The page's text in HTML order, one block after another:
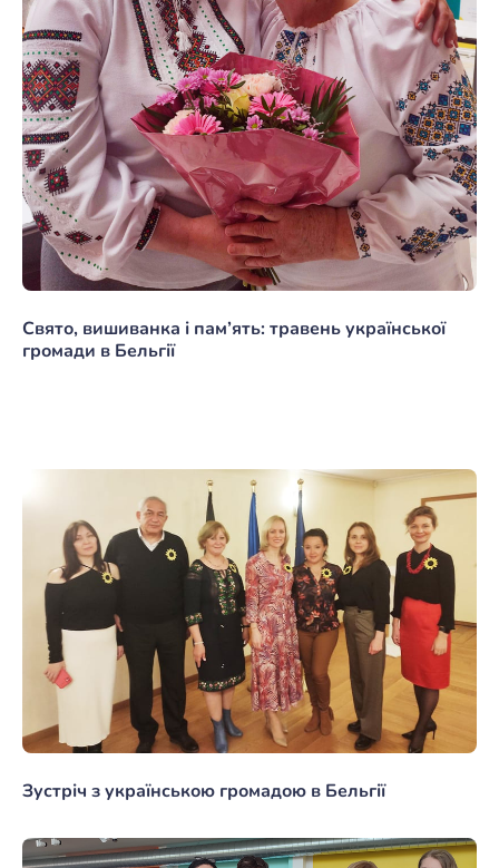
Свято, вишиванка і пам’ять: травень української
громади в Бельгії
Зустріч з українською громадою в Бельгії